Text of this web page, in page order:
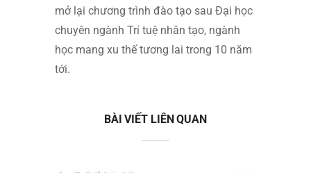
mở lại chương trình đào tạo sau Đại học
chuyên ngành Trí tuệ nhân tạo, ngành
học mang xu thế tương lai trong 10 năm
tới.
BÀI VIẾT LIÊN QUAN